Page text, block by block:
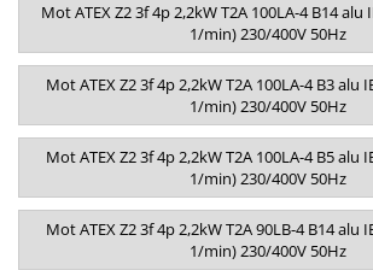
Mot ATEX Z2 3f 4p 2,2kW T2A 100LA-4 B14 alu
1/min) 230/400V 50Hz
Mot ATEX Z2 3f 4p 2,2kW T2A 100LA-4 B3 alu
1/min) 230/400V 50Hz
Mot ATEX Z2 3f 4p 2,2kW T2A 100LA-4 B5 alu
1/min) 230/400V 50Hz
Mot ATEX Z2 3f 4p 2,2kW T2A 90LB-4 B14 alu
1/min) 230/400V 50Hz